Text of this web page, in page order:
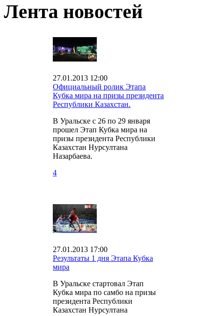
Лента новостей
27.01.2013 12:00
Официальный ролик Этапа
Кубка мира на призы президента
Республики Казахстан.
В Уральске с 26 по 29 января
прошел Этап Кубка мира на
призы президента Республики
Казахстан Нурсултана
Назарбаева.
4
27.01.2013 17:00
Результаты 1 дня Этапа Кубка
мира
В Уральске стартовал Этап
Кубка мира по самбо на призы
президента Республики
Казахстан Нурсултана